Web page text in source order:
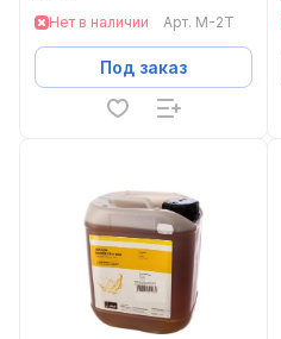
Нет в наличии Арт. M-2T
Под заказ